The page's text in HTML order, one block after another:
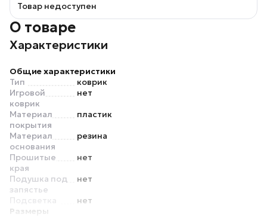
Товар недоступен
О товаре
Характеристики
Общие характеристики
Тип
коврик
Игровой
коврик
нет
Материал
покрытия
пластик
Материал
основания
резина
Прошитые
края
нет
Подушка под
запястье
нет
Подсветка
нет
Размеры